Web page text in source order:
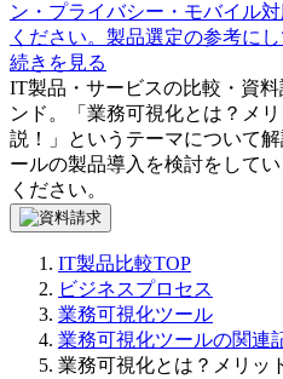
ン・プライバシー・モバイル
ください。製品選定の参考にし
続きを見る
IT製品・サービスの比較・資
ンド。「 業務可視化とは？メ
説！
」というテーマについて解
ールの製品導入を検討をして
ください。
IT製品比較TOP
ビジネスプロセス
業務可視化ツール
業務可視化ツールの関連
業務可視化とは？メリッ